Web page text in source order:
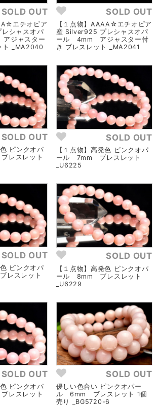
SOLD OUT
エチオピア
シャスオパ
ジャスター
ト _MA2040
SOLD OUT
【１点物】AAAA☆エチオピア
産 Silver925 プレシャスオパ
ール 4mm アジャスター付
き ブレスレット _MA2041
SOLD OUT
ピンクオパ
レスレット
SOLD OUT
【１点物】高発色 ピンクオパ
ール 7mm ブレスレット
_U6225
SOLD OUT
ピンクオパ
レスレット
SOLD OUT
【１点物】高発色 ピンクオパ
ール 8mm ブレスレット
_U6229
SOLD OUT
ピンクオパ
レスレット
SOLD OUT
優しい色合い ピンクオパー
ル 6mm ブレスレット 1個
売り _BG5720-6